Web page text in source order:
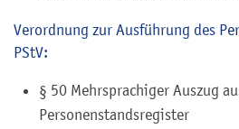
Verordnung zur Ausführung des
PStV:
§ 50 Mehrsprachiger Auszug
Personenstandsregister